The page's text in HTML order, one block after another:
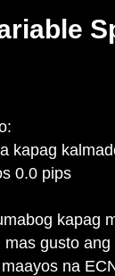
kapag
0.0 pips
kapag
mas gusto
na